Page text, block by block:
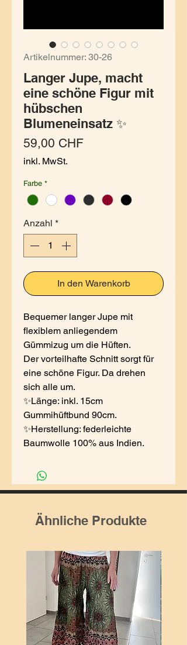
Artikelnummer: 30-26
Langer Jupe, macht
eine schöne Figur mit
hübschen
Blumeneinsatz ✨
59,00 CHFPreis
inkl. MwSt.
Farbe *
Anzahl *
In den Warenkorb
Bequemer langer Jupe mit
flexiblem anliegendem
Gümmizug um die Hüften.
Der vorteilhafte Schnitt sorgt für
eine schöne Figur. Da drehen
sich alle um.
✨Länge: inkl. 15cm
Gummihüftbund 90cm.
✨Herstellung: federleichte
Baumwolle 100% aus Indien.
Ähnliche Produkte